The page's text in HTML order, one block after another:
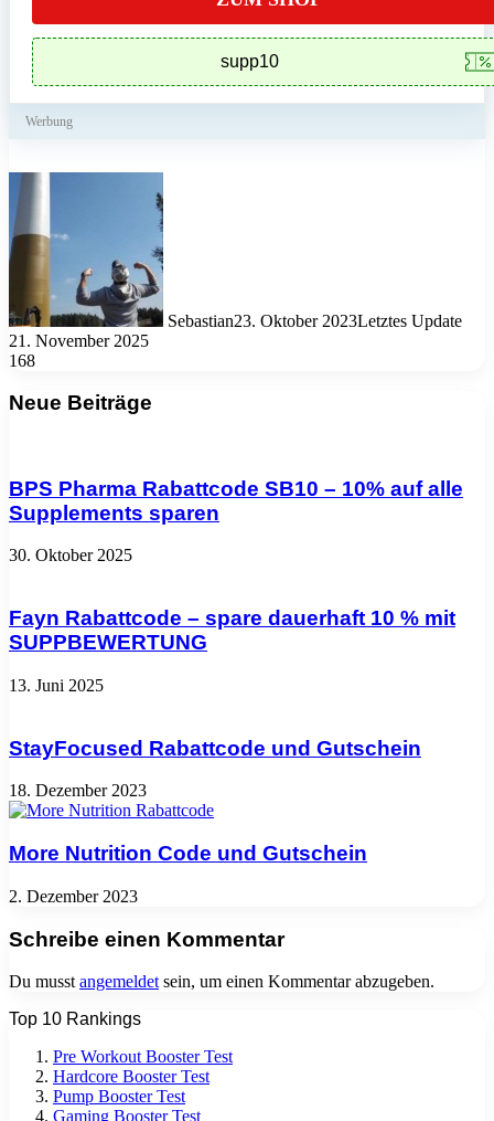
Werbung
Sebastian23. Oktober 2023Letztes Update
21. November 2025
168
Neue Beiträge
BPS Pharma Rabattcode SB10 – 10% auf alle
Supplements sparen
30. Oktober 2025
Fayn Rabattcode – spare dauerhaft 10 % mit
SUPPBEWERTUNG
13. Juni 2025
StayFocused Rabattcode und Gutschein
18. Dezember 2023
More Nutrition Code und Gutschein
2. Dezember 2023
Schreibe einen Kommentar
Du musst angemeldet sein, um einen Kommentar abzugeben.
Top 10 Rankings
Pre Workout Booster Test
Hardcore Booster Test
Pump Booster Test
Gaming Booster Test